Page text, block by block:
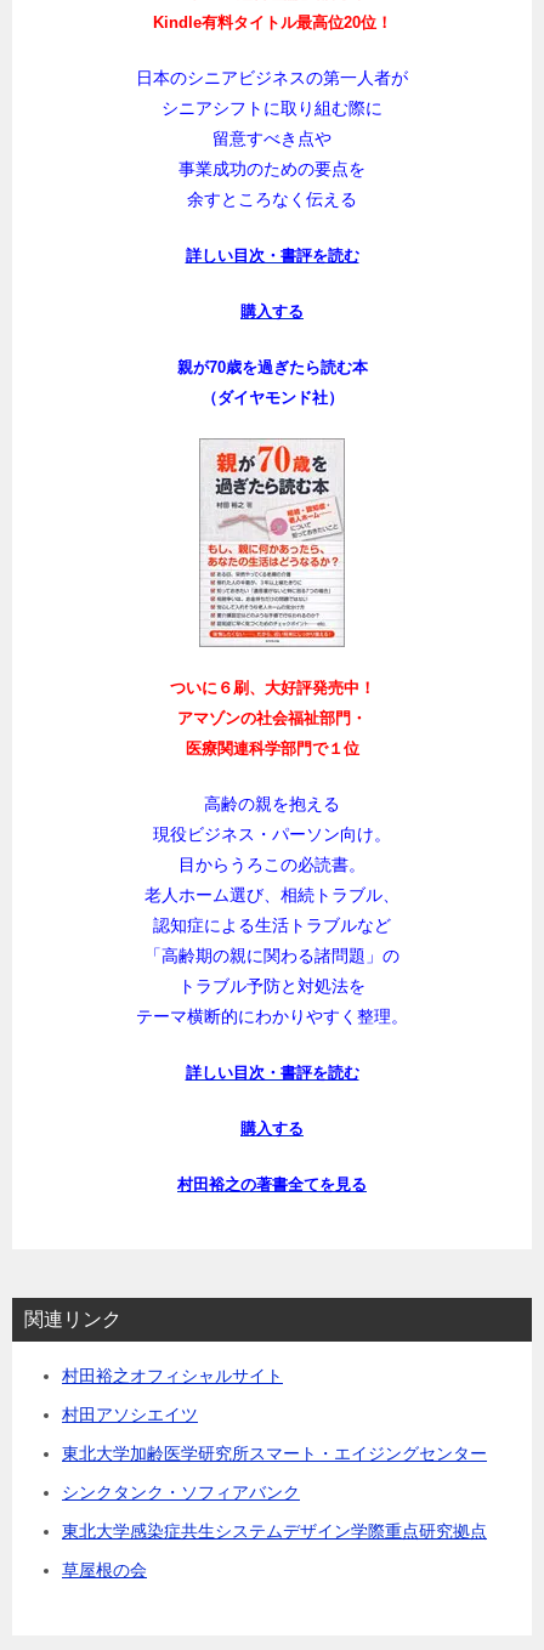
Kindle有料タイトル最高位20位！
日本のシニアビジネスの第一人者が
シニアシフトに取り組む際に
留意すべき点や
事業成功のための要点を
余すところなく伝える
詳しい目次・書評を読む
購入する
親が70歳を過ぎたら読む本
（ダイヤモンド社）
ついに６刷、大好評発売中！
アマゾンの社会福祉部門・
医療関連科学部門で１位
高齢の親を抱える
現役ビジネス・パーソン向け。
目からうろこの必読書。
老人ホーム選び、相続トラブル、
認知症による生活トラブルなど
「高齢期の親に関わる諸問題」の
トラブル予防と対処法を
テーマ横断的にわかりやすく整理。
詳しい目次・書評を読む
購入する
村田裕之の著書全てを見る
関連リンク
村田裕之オフィシャルサイト
村田アソシエイツ
東北大学加齢医学研究所スマート・エイジングセンター
シンクタンク・ソフィアバンク
東北大学感染症共生システムデザイン学際重点研究拠点
草屋根の会